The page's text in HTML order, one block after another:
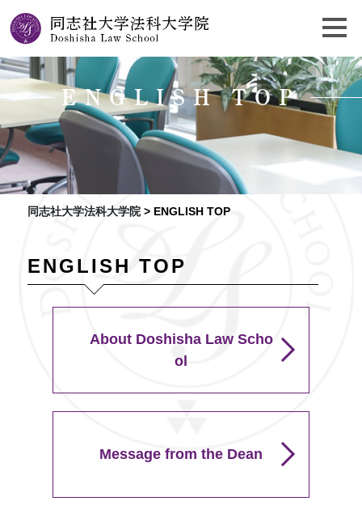
ENGLISH TOP
同志社大学法科大学院> ENGLISH TOP
ENGLISH TOP
About Doshisha Law Scho
ol
Message from the Dean